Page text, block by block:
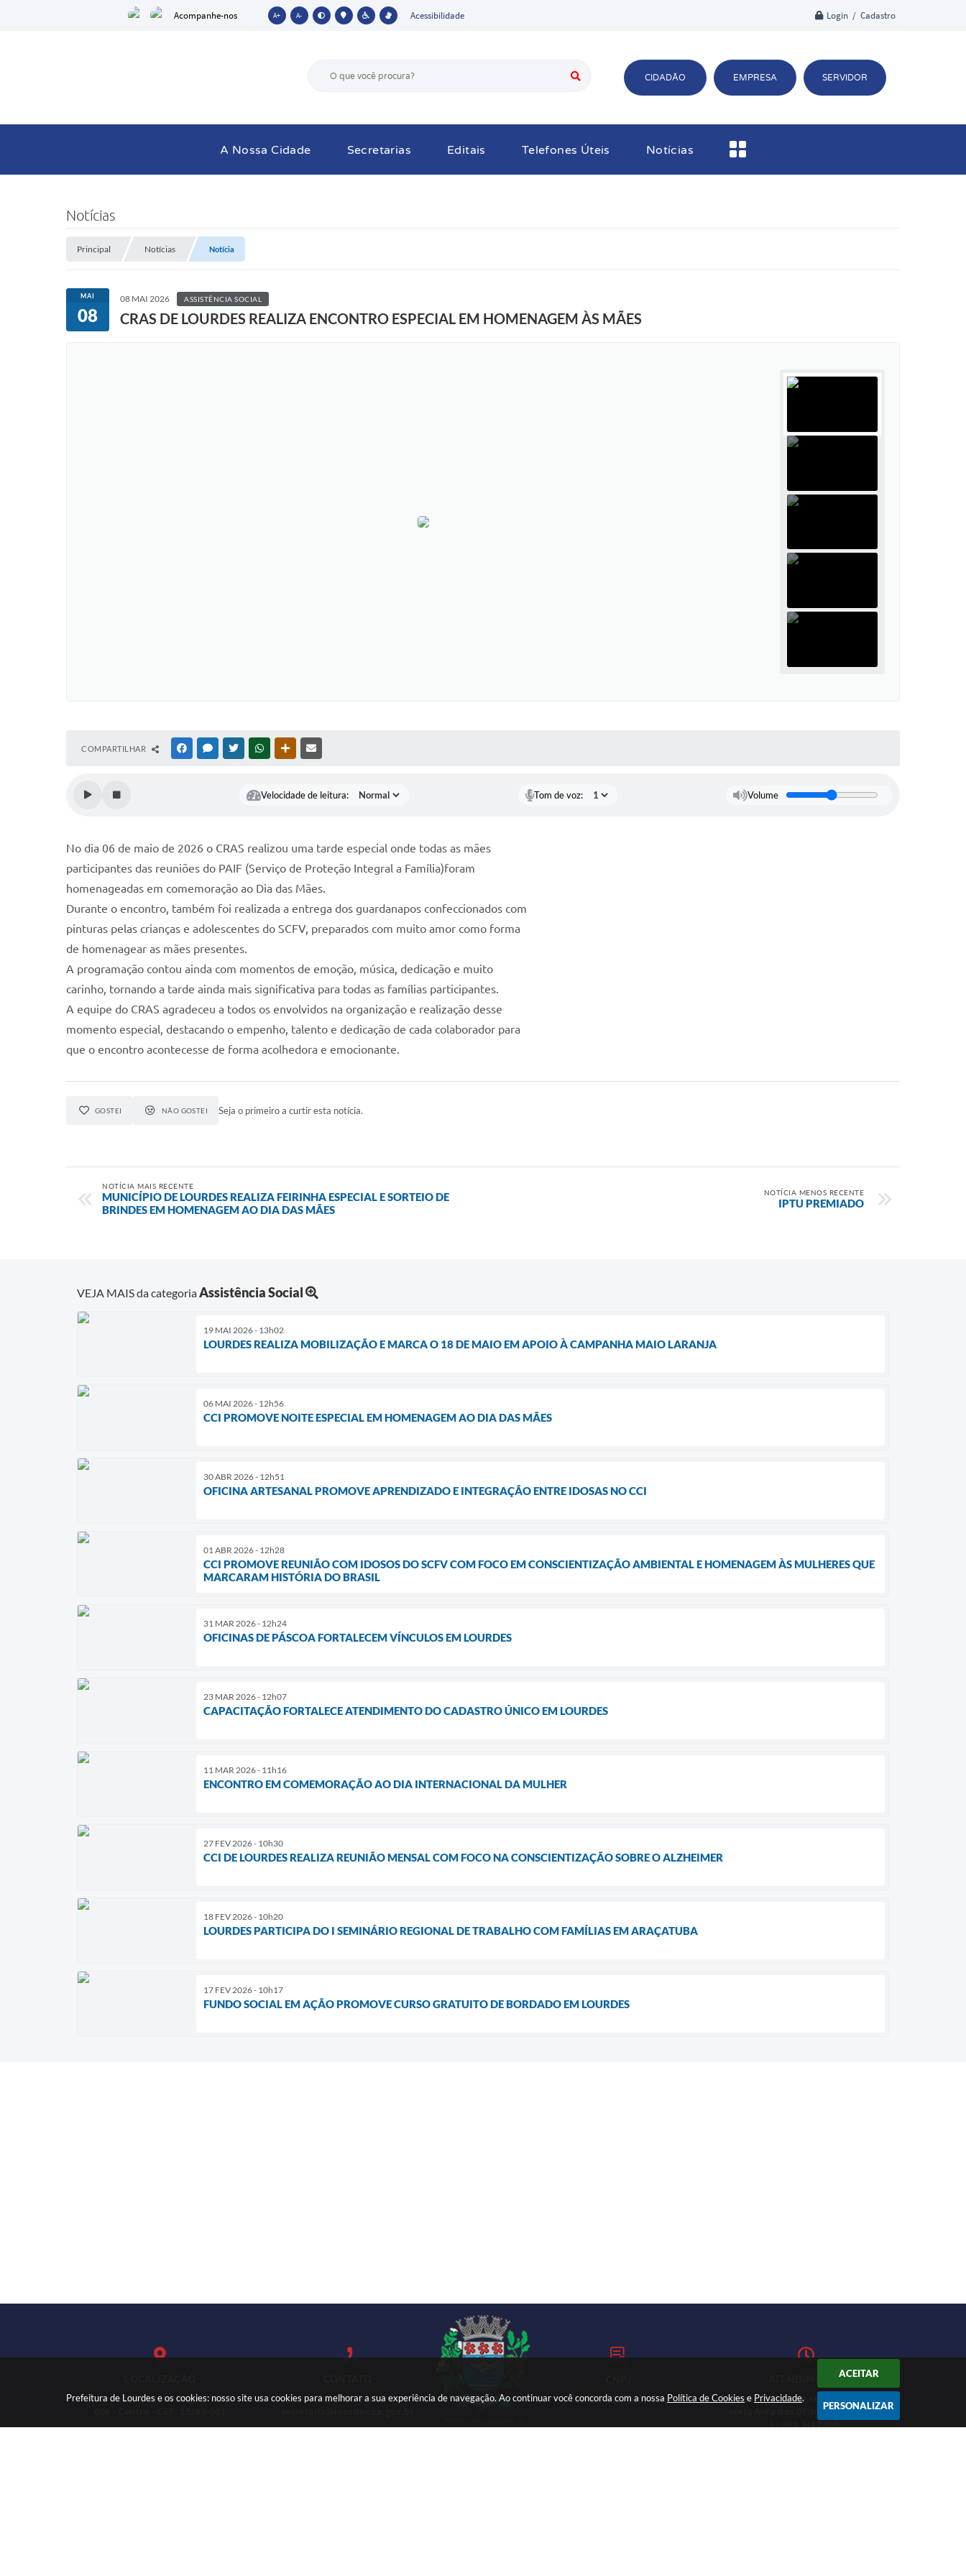
Prefeitura de Lourdes e os cookies: nosso site usa cookies para melhorar a sua experiência de navegação. Ao continuar você concorda com a nossa Política de Cookies e Privacidade.
ACEITAR
PERSONALIZAR
Login / Cadastro
Acompanhe-nos A+ A- Acessibilidade
CIDADÃO EMPRESA SERVIDOR
A Nossa Cidade Secretarias Editais Telefones Úteis Notícias
Notícias
Principal Notícias Notícia
MAI
08
08 MAI 2026 ASSISTÊNCIA SOCIAL
CRAS DE LOURDES REALIZA ENCONTRO ESPECIAL EM HOMENAGEM ÀS MÃES
COMPARTILHAR FACEBOOKMESSENGER
TWITTERWHATSAPPOUTRAS MÍDIAS
Velocidade de leitura: Tom de voz: Volume
No dia 06 de maio de 2026 o CRAS realizou uma tarde especial onde todas as mães
participantes das reuniões do PAIF (Serviço de Proteção Integral a Família)foram
homenageadas em comemoração ao Dia das Mães.
Durante o encontro, também foi realizada a entrega dos guardanapos confeccionados com
pinturas pelas crianças e adolescentes do SCFV, preparados com muito amor como forma
de homenagear as mães presentes.
A programação contou ainda com momentos de emoção, música, dedicação e muito
carinho, tornando a tarde ainda mais significativa para todas as famílias participantes.
A equipe do CRAS agradeceu a todos os envolvidos na organização e realização desse
momento especial, destacando o empenho, talento e dedicação de cada colaborador para
que o encontro acontecesse de forma acolhedora e emocionante.
GOSTEI NÃO GOSTEI Seja o primeiro a curtir esta notícia.
NOTÍCIA MAIS RECENTE
MUNICÍPIO DE LOURDES REALIZA FEIRINHA ESPECIAL E SORTEIO DE
BRINDES EM HOMENAGEM AO DIA DAS MÃES
NOTÍCIA MENOS RECENTE
IPTU PREMIADO
VEJA MAIS da categoriaAssistência Social
19 MAI 2026 - 13h02
LOURDES REALIZA MOBILIZAÇÃO E MARCA O 18 DE MAIO EM APOIO À CAMPANHA MAIO LARANJA
06 MAI 2026 - 12h56
CCI PROMOVE NOITE ESPECIAL EM HOMENAGEM AO DIA DAS MÃES
30 ABR 2026 - 12h51
OFICINA ARTESANAL PROMOVE APRENDIZADO E INTEGRAÇÃO ENTRE IDOSAS NO CCI
01 ABR 2026 - 12h28
CCI PROMOVE REUNIÃO COM IDOSOS DO SCFV COM FOCO EM CONSCIENTIZAÇÃO AMBIENTAL E HOMENAGEM ÀS MULHERES QUE
MARCARAM HISTÓRIA DO BRASIL
31 MAR 2026 - 12h24
OFICINAS DE PÁSCOA FORTALECEM VÍNCULOS EM LOURDES
23 MAR 2026 - 12h07
CAPACITAÇÃO FORTALECE ATENDIMENTO DO CADASTRO ÚNICO EM LOURDES
11 MAR 2026 - 11h16
ENCONTRO EM COMEMORAÇÃO AO DIA INTERNACIONAL DA MULHER
27 FEV 2026 - 10h30
CCI DE LOURDES REALIZA REUNIÃO MENSAL COM FOCO NA CONSCIENTIZAÇÃO SOBRE O ALZHEIMER
18 FEV 2026 - 10h20
LOURDES PARTICIPA DO I SEMINÁRIO REGIONAL DE TRABALHO COM FAMÍLIAS EM ARAÇATUBA
17 FEV 2026 - 10h17
FUNDO SOCIAL EM AÇÃO PROMOVE CURSO GRATUITO DE BORDADO EM LOURDES
Rua: José Marques Nogueira, nº
(18) 3699-9000
59.767.921/0001-27
ATENDIMENTO
Atendimento de segunda-feira a
sexta-feira das 07:30h às 11h e das
12:30h às17:00h.